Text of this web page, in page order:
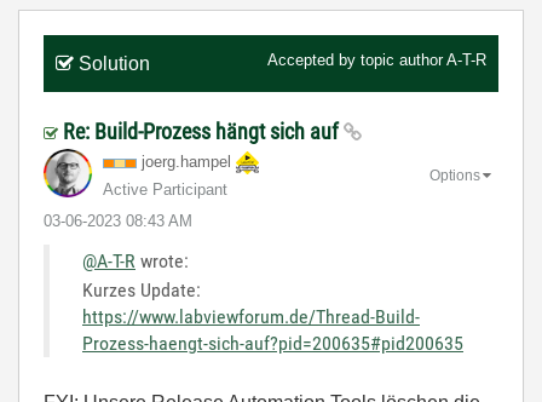
Solution Accepted by topic authorA-T-R
Re: Build-Prozess hängt sich auf
joerg.hampel
Active Participant
‎03-06-2023 08:43 AM
Options
@A-T-R wrote:
Kurzes Update:
https://www.labviewforum.de/Thread-Build-
Prozess-haengt-sich-auf?pid=200635#pid200635